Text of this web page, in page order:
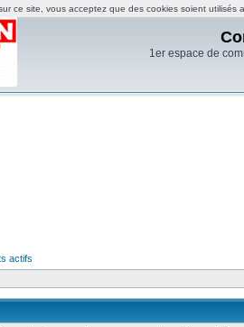
1er espace de
actifs
ce site, vous acceptez que des cookies soient